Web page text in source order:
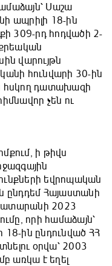
Սաշա
ապրիլի 18-ին
309-րդ հոդվածի 2-
վարույթն
հունվարի 30-ին
հսկող դատախազի
չեն ու
ի թիվս
եվրոպական
ընդդեմ Հայաստանի
2023
որի համաձայն՝
ին ընդունված ՀՀ
օրվա՝ 2003
առկա է եղել